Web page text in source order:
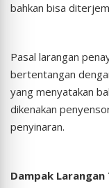
bahkan bisa
Pasal larangan
bertentangan
yang menyatakan
dikenakan
penyinaran.
Dampak